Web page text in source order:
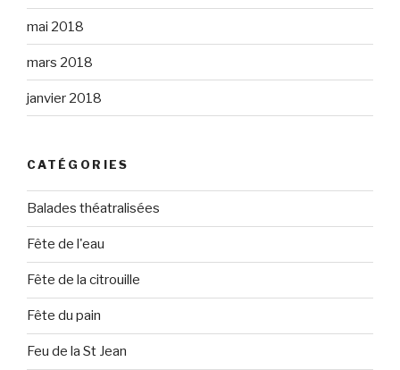
mai 2018
mars 2018
janvier 2018
CATÉGORIES
Balades théatralisées
Fête de l'eau
Fête de la citrouille
Fête du pain
Feu de la St Jean